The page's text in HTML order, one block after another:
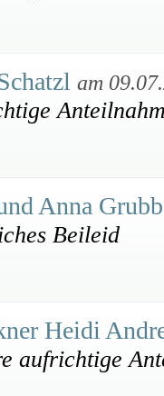
am
Anna
Beileid
Heidi
aufrichtige